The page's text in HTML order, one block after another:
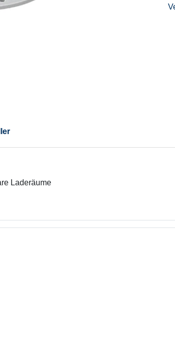
Laderäume